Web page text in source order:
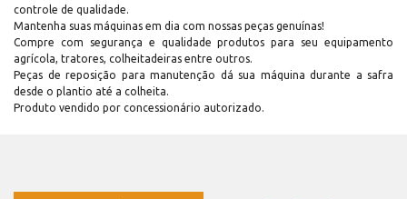
controle de qualidade.
Mantenha suas máquinas em dia com nossas peças genuínas!
Compre com segurança e qualidade produtos para seu equipamento
agrícola, tratores, colheitadeiras entre outros.
Peças de reposição para manutenção dá sua máquina durante a safra
desde o plantio até a colheita.
Produto vendido por concessionário autorizado.